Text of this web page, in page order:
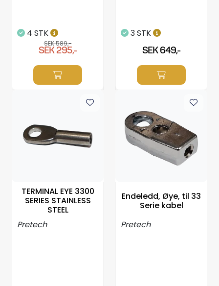
4 STK
SEK 589,-
SEK 295,-
3 STK
SEK 649,-
TERMINAL EYE 3300
SERIES STAINLESS
STEEL
Pretech
Endeledd, Øye, til 33
Serie kabel
Pretech